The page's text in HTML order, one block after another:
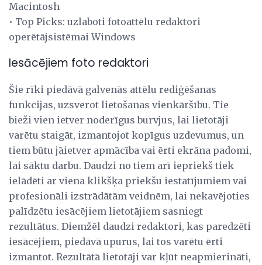
Macintosh
• Top Picks: uzlaboti fotoattēlu redaktori
operētājsistēmai Windows
Iesācējiem foto redaktori
Šie rīki piedāvā galvenās attēlu rediģēšanas
funkcijas, uzsverot lietošanas vienkāršību. Tie
bieži vien ietver noderīgus burvjus, lai lietotāji
varētu staigāt, izmantojot kopīgus uzdevumus, un
tiem būtu jāietver apmācība vai ērti ekrāna padomi,
lai sāktu darbu. Daudzi no tiem arī iepriekš tiek
ielādēti ar viena klikšķa priekšu iestatījumiem vai
profesionāli izstrādātām veidnēm, lai nekavējoties
palīdzētu iesācējiem lietotājiem sasniegt
rezultātus. Diemžēl daudzi redaktori, kas paredzēti
iesācējiem, piedāvā upurus, lai tos varētu ērti
izmantot. Rezultātā lietotāji var kļūt neapmierināti,